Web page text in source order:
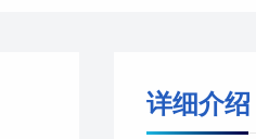
详细介绍